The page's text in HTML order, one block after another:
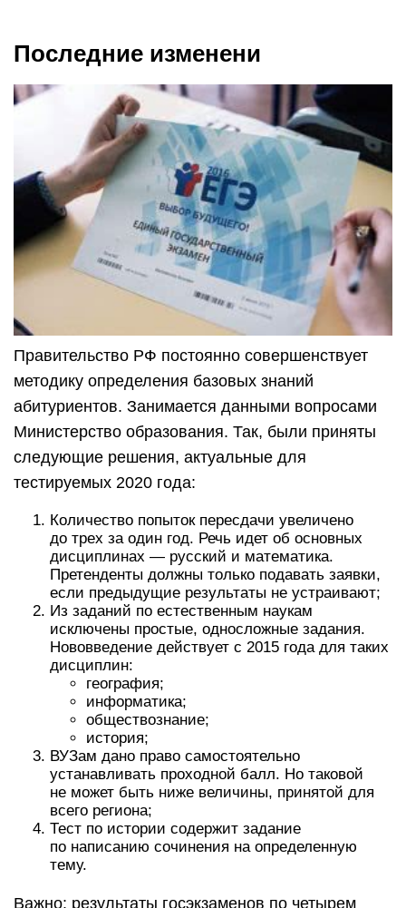
Последние изменени
Правительство РФ постоянно совершенствует
методику определения базовых знаний
абитуриентов. Занимается данными вопросами
Министерство образования. Так, были приняты
следующие решения, актуальные для
тестируемых 2020 года:
Количество попыток пересдачи увеличено
до трех за один год. Речь идет об основных
дисциплинах — русский и математика.
Претенденты должны только подавать заявки,
если предыдущие результаты не устраивают;
Из заданий по естественным наукам
исключены простые, односложные задания.
Нововведение действует с 2015 года для таких
дисциплин:
география;
информатика;
обществознание;
история;
ВУЗам дано право самостоятельно
устанавливать проходной балл. Но таковой
не может быть ниже величины, принятой для
всего региона;
Тест по истории содержит задание
по написанию сочинения на определенную
тему.
Важно: результаты госэкзаменов по четырем